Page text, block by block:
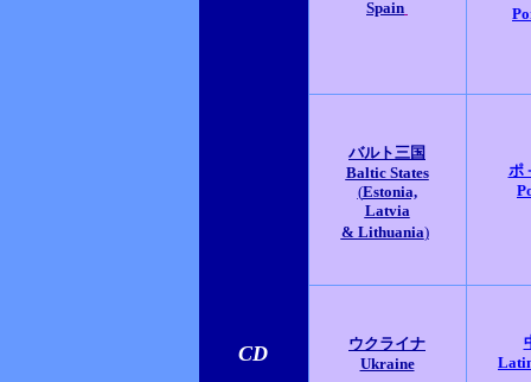
CD
Spain
バルト三国
Baltic States
(Estonia,
Latvia
& Lithuania)
ポ
ウクライナ
Ukraine